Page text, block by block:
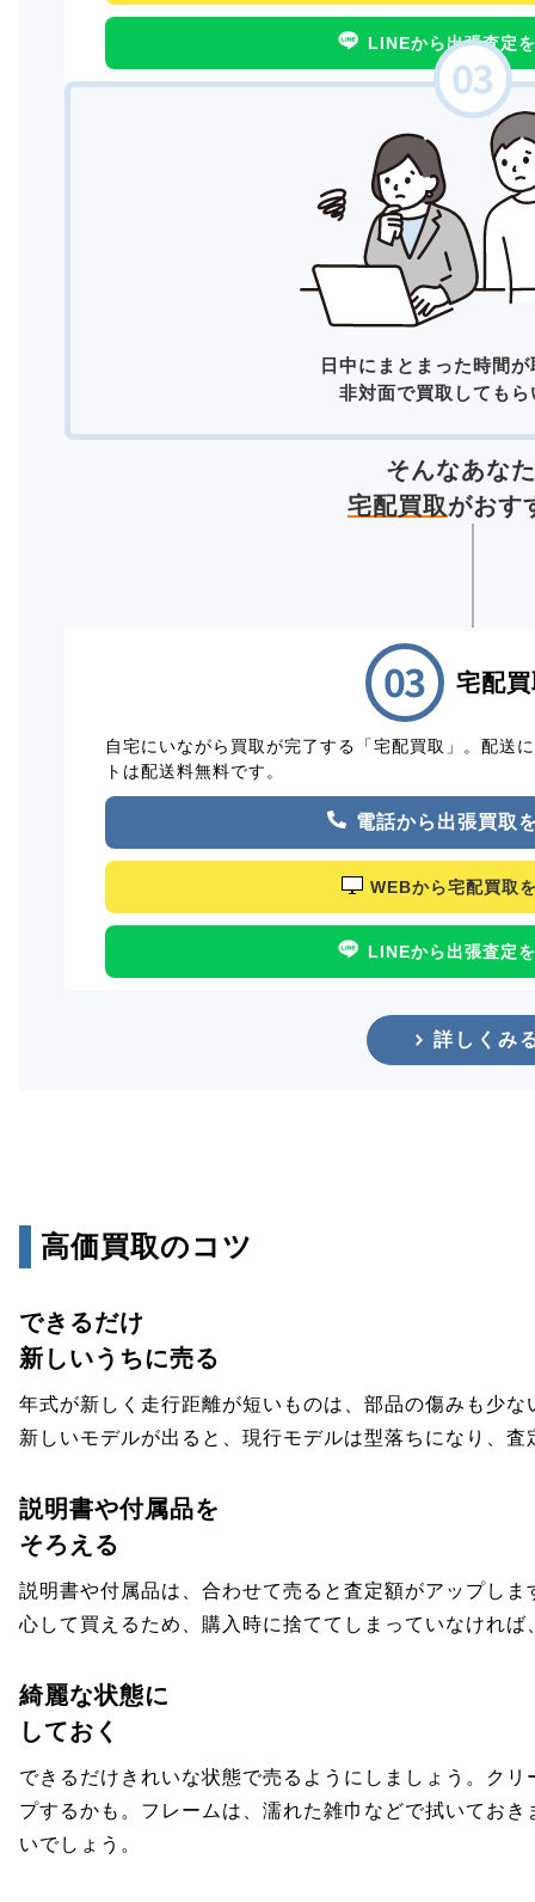
LINEから出張査定
日中にまとまった時間
非対面で買取してもら
そんなあな
宅配買取がおす
宅配
自宅にいながら買取が完了する「宅配買取」。配送
トは配送料無料です。
電話から出張買取
WEBから宅配買取
LINEから出張査定
詳しくみ
高価買取のコツ
できるだけ
新しいうちに売る
年式が新しく走行距離が短いものは、部品の傷みも少
新しいモデルが出ると、現行モデルは型落ちになり、
説明書や付属品を
そろえる
説明書や付属品は、合わせて売ると査定額がアップし
心して買えるため、購入時に捨ててしまっていなけれ
綺麗な状態に
しておく
できるだけきれいな状態で売るようにしましょう。ク
プするかも。フレームは、濡れた雑巾などで拭いてお
いでしょう。